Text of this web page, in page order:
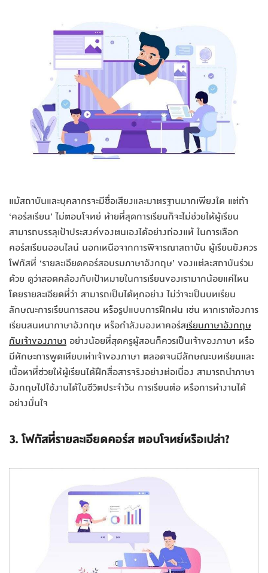
แม้สถาบันและบุคลากรจะมีชื่อเสียงและมาตรฐานมากเพียงใด แต่ถ้า
‘คอร์สเรียน’ ไม่ตอบโจทย์ ท้ายที่สุดการเรียนก็จะไม่ช่วยให้ผู้เรียน
สามารถบรรลุเป้าประสงค์ของตนเองได้อย่างถ่องแท้ ในการเลือก
คอร์สเรียนออนไลน์ นอกเหนือจากการพิจารณาสถาบัน ผู้เรียนยังควร
โฟกัสที่ ‘รายละเอียดคอร์สอบรมภาษาอังกฤษ’ ของแต่ละสถาบันร่วม
ด้วย ดูว่าสอดคล้องกับเป้าหมายในการเรียนของเรามากน้อยแค่ไหน
โดยรายละเอียดที่ว่า สามารถเป็นได้ทุกอย่าง ไม่ว่าจะเป็นบทเรียน
ลักษณะการเรียนการสอน หรือรูปแบบการฝึกฝน เช่น หากเราต้องการ
เรียนสนทนาภาษาอังกฤษ หรือกำลังมองหาคอร์สเรียนภาษาอังกฤษ
กับเจ้าของภาษา อย่างน้อยที่สุดครูผู้สอนก็ควรเป็นเจ้าของภาษา หรือ
มีทักษะการพูดเทียบเท่าเจ้าของภาษา ตลอดจนมีลักษณะบทเรียนและ
เนื้อหาที่ช่วยให้ผู้เรียนได้ฝึกสื่อสารจริงอย่างต่อเนื่อง สามารถนำภาษา
อังกฤษไปใช้งานได้ในชีวิตประจำวัน การเรียนต่อ หรือการทำงานได้
อย่างมั่นใจ
3. โฟกัสที่รายละเอียดคอร์ส ตอบโจทย์หรือเปล่า?